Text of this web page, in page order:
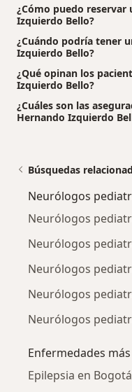
¿Cómo puedo reservar
Izquierdo Bello?
¿Cuándo podría tener
Izquierdo Bello?
¿Qué opinan los
Izquierdo Bello?
¿Cuáles son las
Hernando Izquierdo
Búsquedas
Neurólogos
Neurólogos
Neurólogos
Neurólogos
Neurólogos
Neurólogos
Enfermedades
Epilepsia en Bogotá